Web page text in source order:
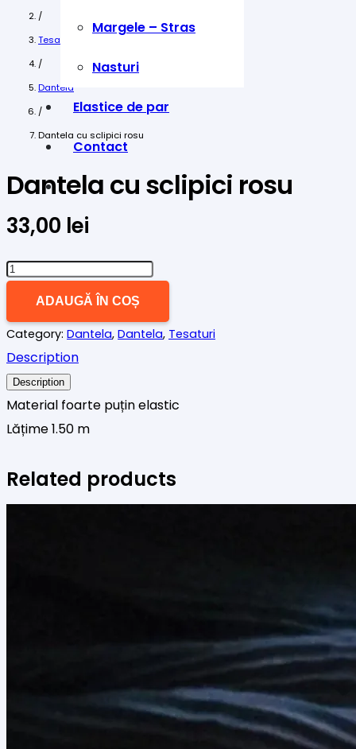
Margele – Stras
Nasturi
Elastice de par
Contact
/
Tesaturi
/
Dantela
/
Dantela cu sclipici rosu
Dantela cu sclipici rosu
33,00 lei
Cantitate
Dantela
cu
sclipici
rosu
ADAUGĂ ÎN COȘ
Category: Dantela, Dantela, Tesaturi
Description
Description
Material foarte puțin elastic
Lățime 1.50 m
Related products